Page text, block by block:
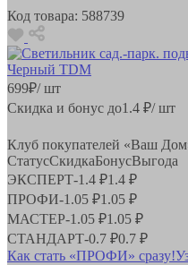
Код товара: 588739
699₽/ шт
Скидка и бонус до1.4 ₽/ шт
Клуб покупателей «Ваш
СтатусСкидкаБонусВыгода
ЭКСПЕРТ-1.4 ₽1.4 ₽
ПРОФИ-1.05 ₽1.05 ₽
МАСТЕР-1.05 ₽1.05 ₽
СТАНДАРТ-0.7 ₽0.7 ₽
Как стать «ПРОФИ» сразу!